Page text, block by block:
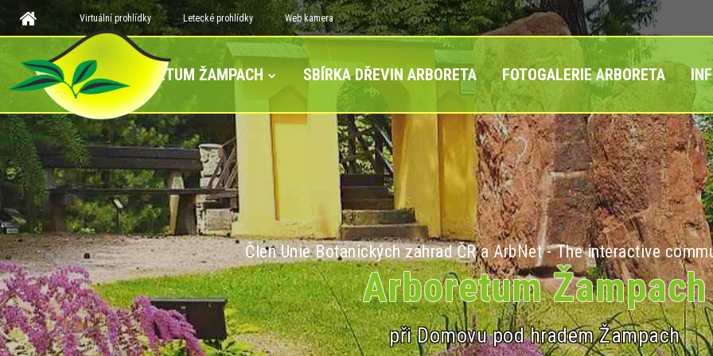
Virtuální prohlídky Letecké prohlídky Web kamera
ARBORETUM ŽAMPACH SBÍRKA DŘEVIN ARBORETA FOTOGALERIE ARBORETA
Člen Unie Botanických zahrad ČR a ArbNet - The interactive
Arboretum Žampach
při Domovu pod hradem Žampach